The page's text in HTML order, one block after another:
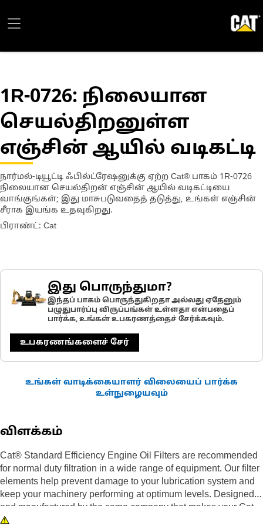
1R-0726: நிலையான
செயல்திறனுள்ள
எஞ்சின் ஆயில் வடிகட்டி
நார்மல்-டியூட்டி ஃபில்ட்ரேஷனுக்கு ஏற்ற Cat® பாகம் 1R-0726
நிலையான செயல்திறன் எஞ்சின் ஆயில் வடிகட்டியை
வாங்குங்கள்; இது மாசுபடுவதைத் தடுத்து, உங்கள் எஞ்சின்
சீராக இயங்க உதவுகிறது.
பிராண்ட்: Cat
இது பொருந்துமா?
இந்தப் பாகம் பொருந்துகிறதா அல்லது ஏதேனும்
பழுதுபார்ப்பு விருப்பங்கள் உள்ளதா என்பதைப்
பார்க்க, உங்கள் உபகரணத்தைச் சேர்க்கவும்.
உபகரணங்களைச் சேர்
உங்கள் வாடிக்கையாளர் விலையைப் பார்க்க
உள்நுழையவும்
விளக்கம்
Cat® Standard Efficiency Engine Oil Filters are recommended
for normal duty filtration in a wide range of equipment. Our filter
elements help prevent damage to your lubrication system and
keep your machinery performing at optimum levels. Designed
and manufactured by the same company that makes your Cat
iron, we are committed to the long-term integrity of your